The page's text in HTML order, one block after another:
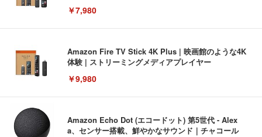
￥7,980
Amazon Fire TV Stick 4K Plus | 映画館のような4K
体験 | ストリーミングメディアプレイヤー
￥9,980
Amazon Echo Dot (エコードット) 第5世代 - Alex
a、センサー搭載、鮮やかなサウンド｜チャコール